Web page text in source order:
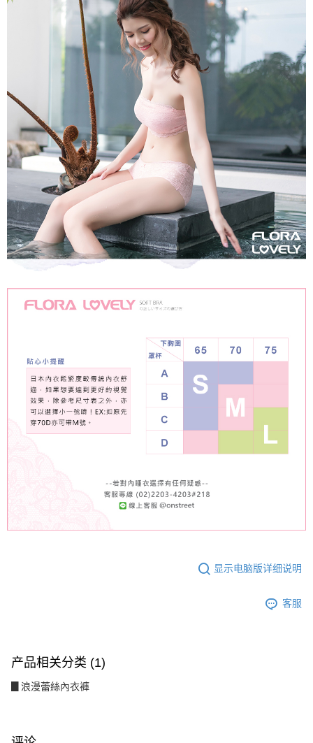
显示电脑版详细说明
客服
产品相关分类 (1)
▊浪漫蕾絲內衣褲